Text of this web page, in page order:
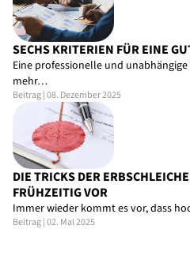
SECHS KRITERIEN FÜR EINE
Eine professionelle und
mehr…
Beitrag | 08. Dezember 2025
DIE TRICKS DER
FRÜHZEITIG VOR
Immer wieder kommt es vor, dass
Beitrag | 02. Mai 2025